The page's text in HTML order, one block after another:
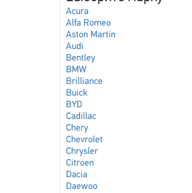
Acura
Alfa Romeo
Aston Martin
Audi
Bentley
BMW
Brilliance
Buick
BYD
Cadillac
Chery
Chevrolet
Chrysler
Citroen
Dacia
Daewoo